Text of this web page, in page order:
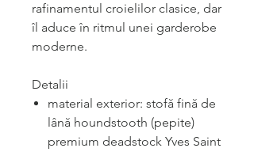
rafinamentul croielilor clasice, dar
îl aduce în ritmul unei garderobe
moderne.
Detalii
material exterior: stofă fină de
lână houndstooth (pepite)
premium deadstock Yves Saint